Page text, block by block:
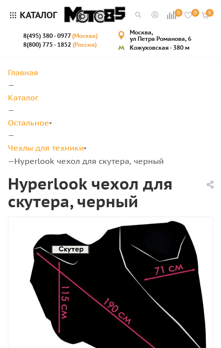
КАТАЛОГ 0 0 0
8(495) 380 - 0977(Москва)
8(800) 775 - 1852 (Россия)
Москва,
ул Петра Романова, 6
Кожуховская - 380 м
Главная
—
Каталог
—
Остальное
—
Чехлы для техники
—Hyperlook чехол для скутера, черный
Hyperlook чехол для
скутера, черный